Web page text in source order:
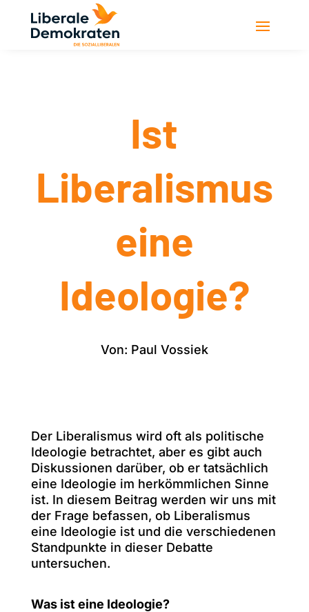
Ist
Liberalismus
eine
Ideologie?
Von: Paul Vossiek
Der Liberalismus wird oft als politische
Ideologie betrachtet, aber es gibt auch
Diskussionen darüber, ob er tatsächlich
eine Ideologie im herkömmlichen Sinne
ist. In diesem Beitrag werden wir uns mit
der Frage befassen, ob Liberalismus
eine Ideologie ist und die verschiedenen
Standpunkte in dieser Debatte
untersuchen.
Was ist eine Ideologie?